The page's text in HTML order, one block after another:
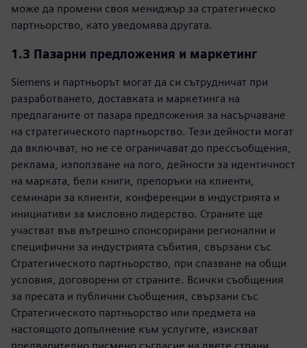
може да промени своя мениджър за стратегическо
партньорство, като уведомява другата.
1.3 Пазарни предложения и маркетинг
Siemens и партньорът могат да си сътрудничат при
разработването, доставката и маркетинга на
предлаганите от пазара предложения за насърчаване
на стратегическото партньорство. Тези дейности могат
да включват, но не се ограничават до прессъобщения,
реклама, използване на лого, дейности за идентичност
на марката, бели книги, препоръки на клиенти,
семинари за клиенти, конференции в индустрията и
инициативи за мисловно лидерство. Страните ще
участват във вътрешно спонсорирани регионални и
специфични за индустрията събития, свързани със
Стратегическото партньорство, при спазване на общи
условия, договорени от страните. Всички съобщения
за пресата и публични съобщения, свързани със
Стратегическото партньорство или предмета на
настоящото допълнение към услугите, изискват
предварително писмено съгласие на двете страни,